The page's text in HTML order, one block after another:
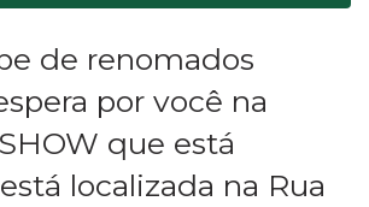
de renomados
por você na
que está
localizada na Rua